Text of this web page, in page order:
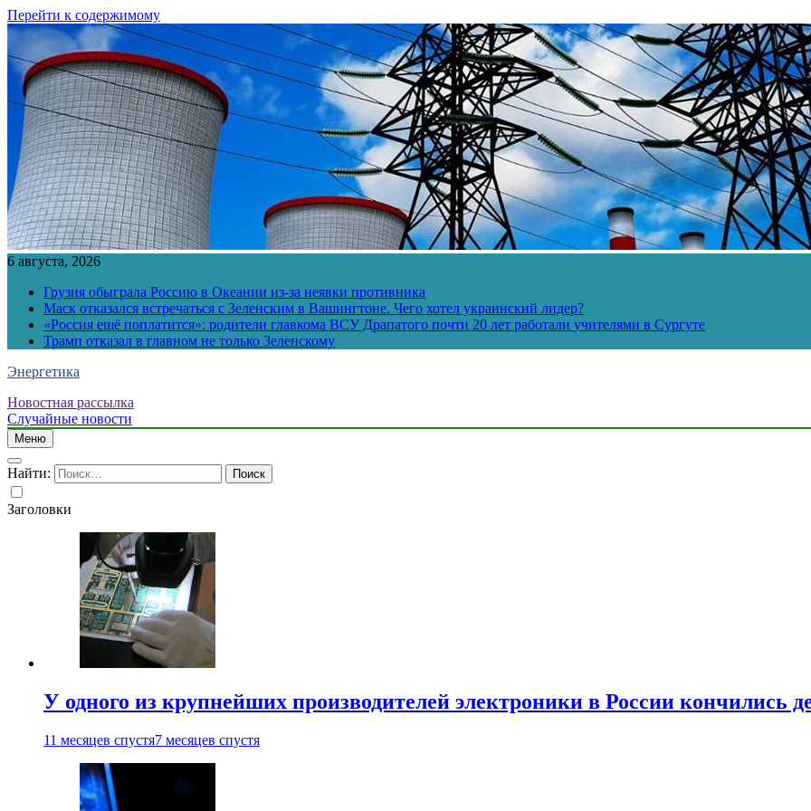
Перейти к содержимому
6 августа, 2026
Грузия обыграла Россию в Океании из-за неявки противника
Маск отказался встречаться с Зеленским в Вашингтоне. Чего хотел украинский лидер?
«Россия ещё поплатится»: родители главкома ВСУ Драпатого почти 20 лет работали учителями в Сургуте
Трамп отказал в главном не только Зеленскому
Энергетика
Новостная рассылка
Случайные новости
Меню
Найти:
Заголовки
У одного из крупнейших производителей электроники в России кончились
11 месяцев спустя7 месяцев спустя